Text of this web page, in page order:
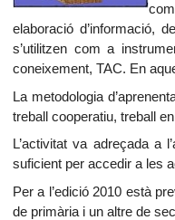
elaboració d’informació,
s’utilitzen com a
coneixement, TAC. En
La metodologia
treball cooperatiu, treball
L’activitat va adreçada a
suficient per accedir a les
Per a l’edició 2010 està
de primària i un altre de